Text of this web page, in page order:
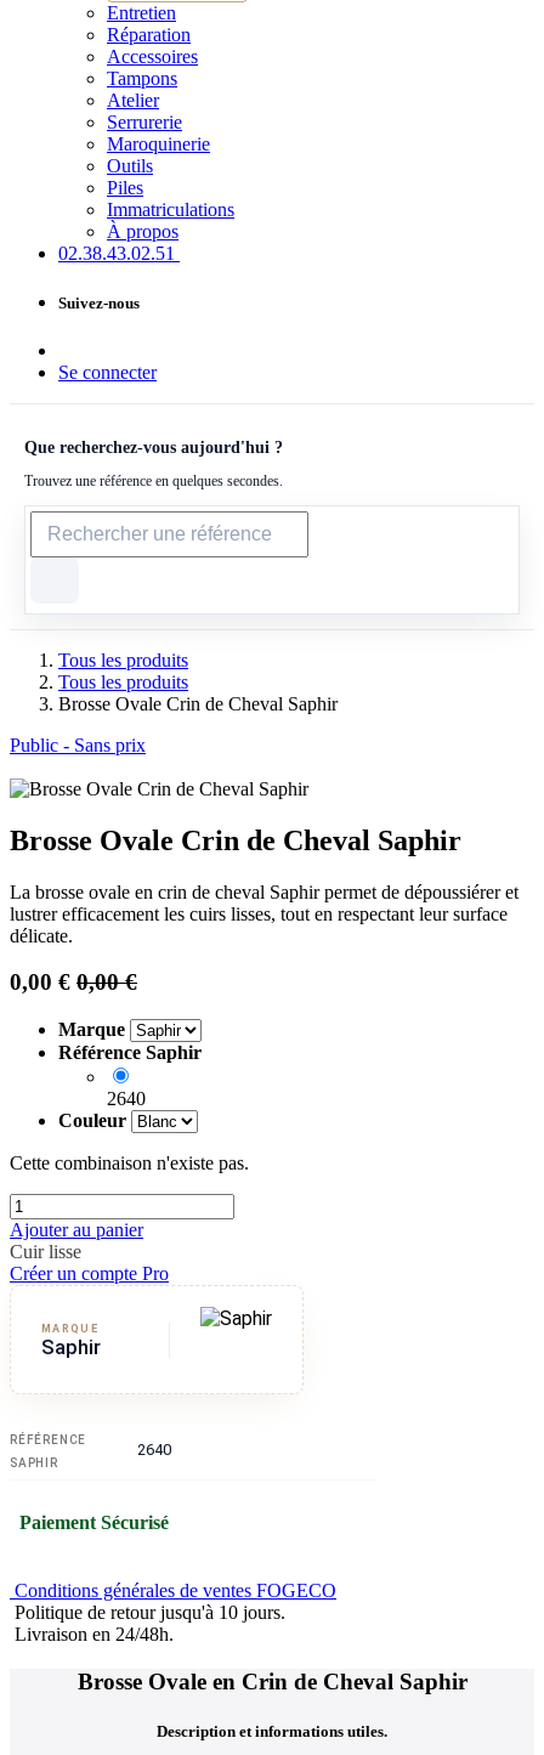
Entretien
Réparation
Accessoires
Tampons
Atelier
Serrurerie
Maroquinerie
Outils
Piles
Immatriculations
À propos
02.38.43​.02.51
Suivez-nous
Se connecter
Que recherchez-vous aujourd'hui ?
Trouvez une référence en quelques secondes.
Tous les produits
Tous les produits
Brosse Ovale Crin de Cheval Saphir
Public - Sans prix
Brosse Ovale Crin de Cheval Saphir
La brosse ovale en crin de cheval Saphir permet de dépoussiérer et
lustrer efficacement les cuirs lisses, tout en respectant leur surface
délicate.
0,00 € 0,00€
Marque
Référence Saphir
2640
Couleur
Cette combinaison n'existe pas.
Ajouter au panier
Cuir lisse
Créer un compte Pro
MARQUE
Saphir
RÉFÉRENCE
SAPHIR
2640
Paiement Sécurisé
Conditions générales de ventes FOGECO
Politique de retour jusqu'à 10 jours.
Livraison en 24/48h.
Brosse Ovale en Crin de Cheval Saphir
Description et informations utiles.